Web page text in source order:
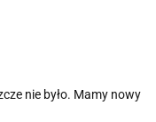
nie było. Mamy nowy